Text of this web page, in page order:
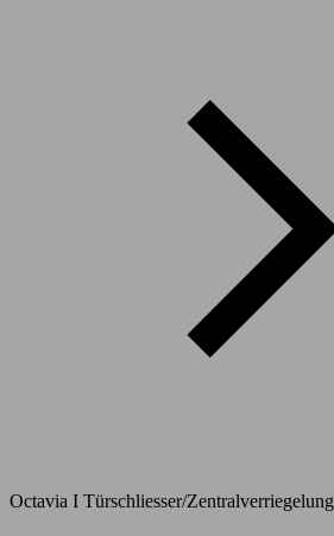
Octavia I Türschliesser/Zentralverriegelung